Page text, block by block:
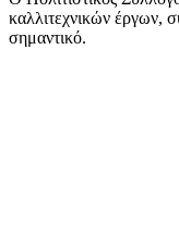
καλλιτεχνικών έργων,
σημαντικό.